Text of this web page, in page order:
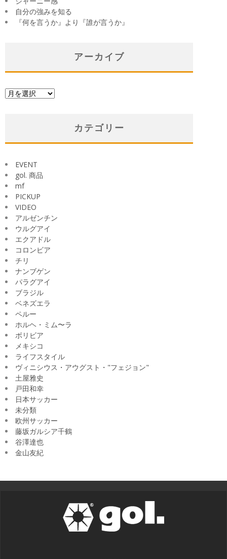
自分の強みを知る
『何を言うか』より『誰が言うか』
アーカイブ
ア
カテゴリー
EVENT
gol. 商品
mf
PICKUP
VIDEO
アルゼンチン
ウルグアイ
エクアドル
コロンビア
チリ
ナンブゲン
パラグアイ
ブラジル
ベネズエラ
ペルー
ホルヘ・ミム〜ラ
ボリビア
メキシコ
ライフスタイル
ヴィニシウス・アウグスト・"フェジョン"
土屋雅史
戸田和幸
日本サッカー
未分類
欧州サッカー
藤坂ガルシア千鶴
谷澤達也
金山友紀